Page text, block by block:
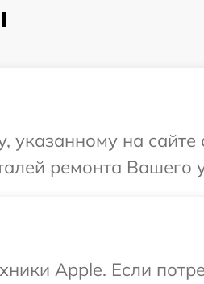
на сайте
ремонта Вашего
Apple. Если